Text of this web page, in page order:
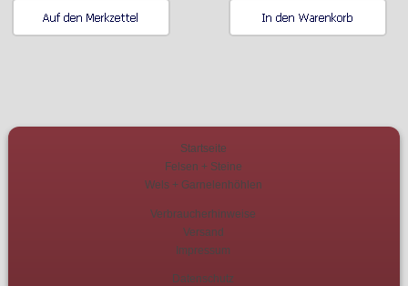
Startseite
Felsen + Steine
Wels + Garnelenhöhlen
Verbraucherhinweise
Versand
Impressum
Datenschutz